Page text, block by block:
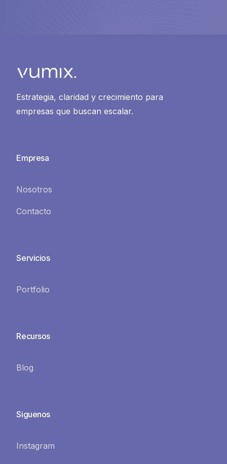
Estrategia, claridad y crecimiento para
empresas que buscan escalar.
Empresa
Nosotros
Contacto
Servicios
Portfolio
Recursos
Blog
Siguenos
Instagram